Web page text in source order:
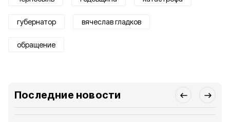
губернатор вячеслав гладков
обращение
Последние новости